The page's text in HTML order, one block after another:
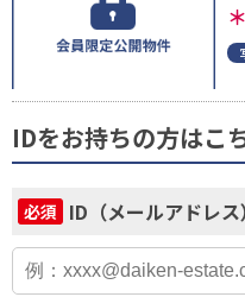
IDをお持ちの方はこ
必須 ID（メールアドレス）